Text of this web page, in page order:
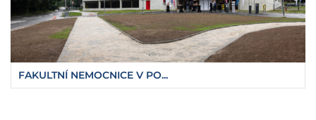
FAKULTNÍ NEMOCNICE V PO...